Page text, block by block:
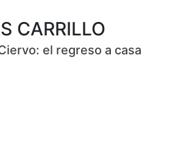
CARRILLO
el regreso a casa